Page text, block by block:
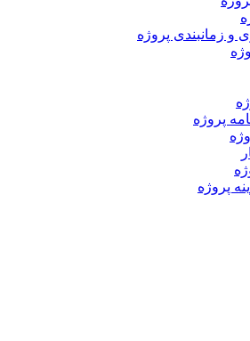
و زمانبندی پروژه
پروژه
پروژه